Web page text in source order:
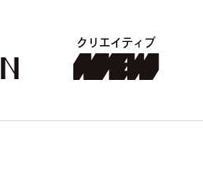
クリエイティブ